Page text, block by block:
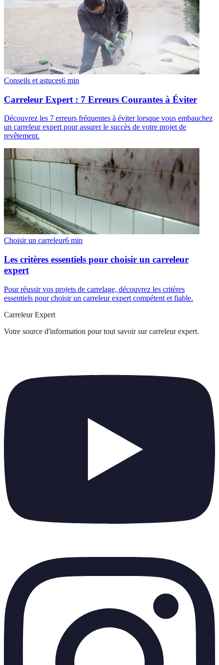
Conseils et astuces6 min
Carreleur Expert : 7 Erreurs Courantes à Éviter
Découvrez les 7 erreurs fréquentes à éviter lorsque vous embauchez
un carreleur expert pour assurer le succès de votre projet de
revêtement.
Choisir un carreleur6 min
Les critères essentiels pour choisir un carreleur
expert
Pour réussir vos projets de carrelage, découvrez les critères
essentiels pour choisir un carreleur expert compétent et fiable.
Carreleur Expert
Votre source d'information pour tout savoir sur carreleur expert.